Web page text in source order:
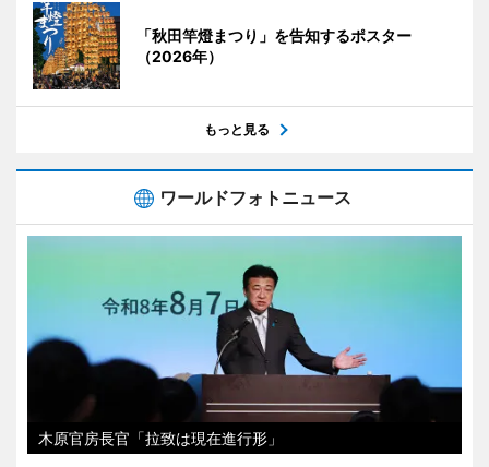
「秋田竿燈まつり」を告知するポスター
（2026年）
もっと見る
ワールドフォトニュース
木原官房長官「拉致は現在進行形」